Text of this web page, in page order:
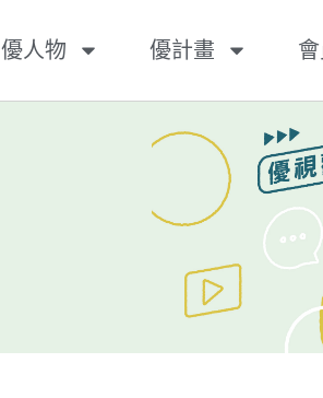
優人物 優計畫